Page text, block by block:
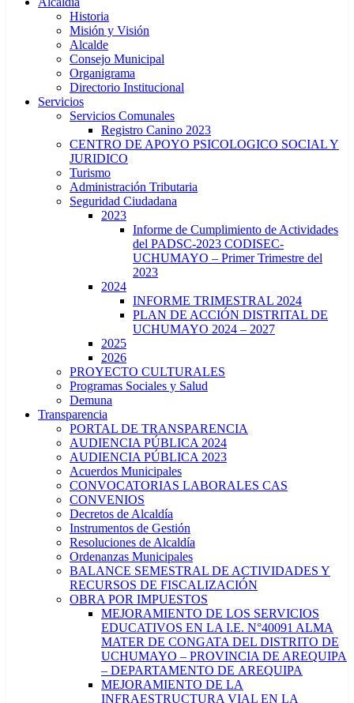
Historia
Misión y Visión
Alcalde
Consejo Municipal
Organigrama
Directorio Institucional
Servicios
Servicios Comunales
Registro Canino 2023
CENTRO DE APOYO PSICOLOGICO SOCIAL Y
JURIDICO
Turismo
Administración Tributaria
Seguridad Ciudadana
2023
Informe de Cumplimiento de Actividades
del PADSC-2023 CODISEC-
UCHUMAYO – Primer Trimestre del
2023
2024
INFORME TRIMESTRAL 2024
PLAN DE ACCIÓN DISTRITAL DE
UCHUMAYO 2024 – 2027
2025
2026
PROYECTO CULTURALES
Programas Sociales y Salud
Demuna
Transparencia
PORTAL DE TRANSPARENCIA
AUDIENCIA PÚBLICA 2024
AUDIENCIA PÚBLICA 2023
Acuerdos Municipales
CONVOCATORIAS LABORALES CAS
CONVENIOS
Decretos de Alcaldía
Instrumentos de Gestión
Resoluciones de Alcaldía
Ordenanzas Municipales
BALANCE SEMESTRAL DE ACTIVIDADES Y
RECURSOS DE FISCALIZACIÓN
OBRA POR IMPUESTOS
MEJORAMIENTO DE LOS SERVICIOS
EDUCATIVOS EN LA I.E. N°40091 ALMA
MATER DE CONGATA DEL DISTRITO DE
UCHUMAYO – PROVINCIA DE AREQUIPA
– DEPARTAMENTO DE AREQUIPA
MEJORAMIENTO DE LA
INFRAESTRUCTURA VIAL EN LA